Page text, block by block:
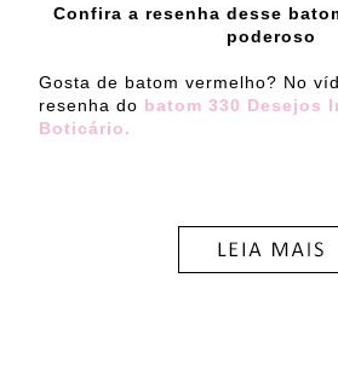
Confira a resenha desse
poderoso
Gosta de batom vermelho? No
resenha do batom 330 Desejos
Boticário.